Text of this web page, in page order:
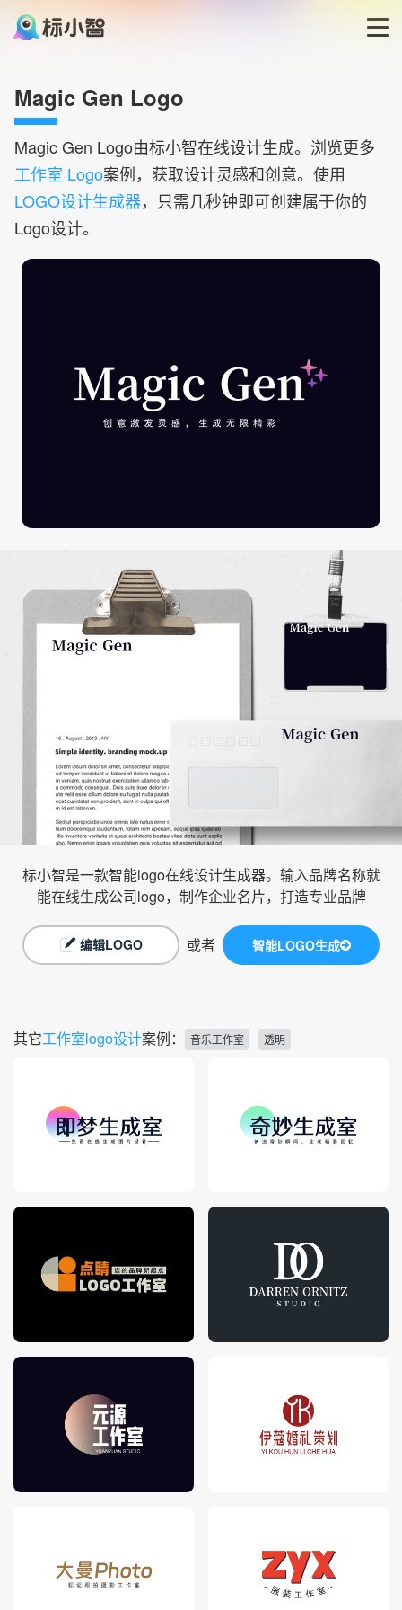
LOGO生成器
LOGO模板
Magic Gen Logo
Magic Gen Logo由标小智在线设计生成。浏览更多
工作室 Logo案例，获取设计灵感和创意。使用
LOGO设计生成器，只需几秒钟即可创建属于你的
Logo设计。
标小智是一款智能logo在线设计生成器。输入品牌名称就
能在线生成公司logo，制作企业名片，打造专业品牌
编辑LOGO 或者 智能LOGO生成
其它工作室logo设计案例： 音乐工作室 透明